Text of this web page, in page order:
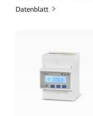
Datenblatt